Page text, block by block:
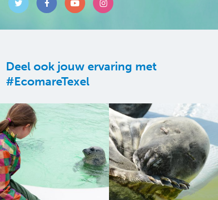
Deel ook jouw ervaring met
#EcomareTexel